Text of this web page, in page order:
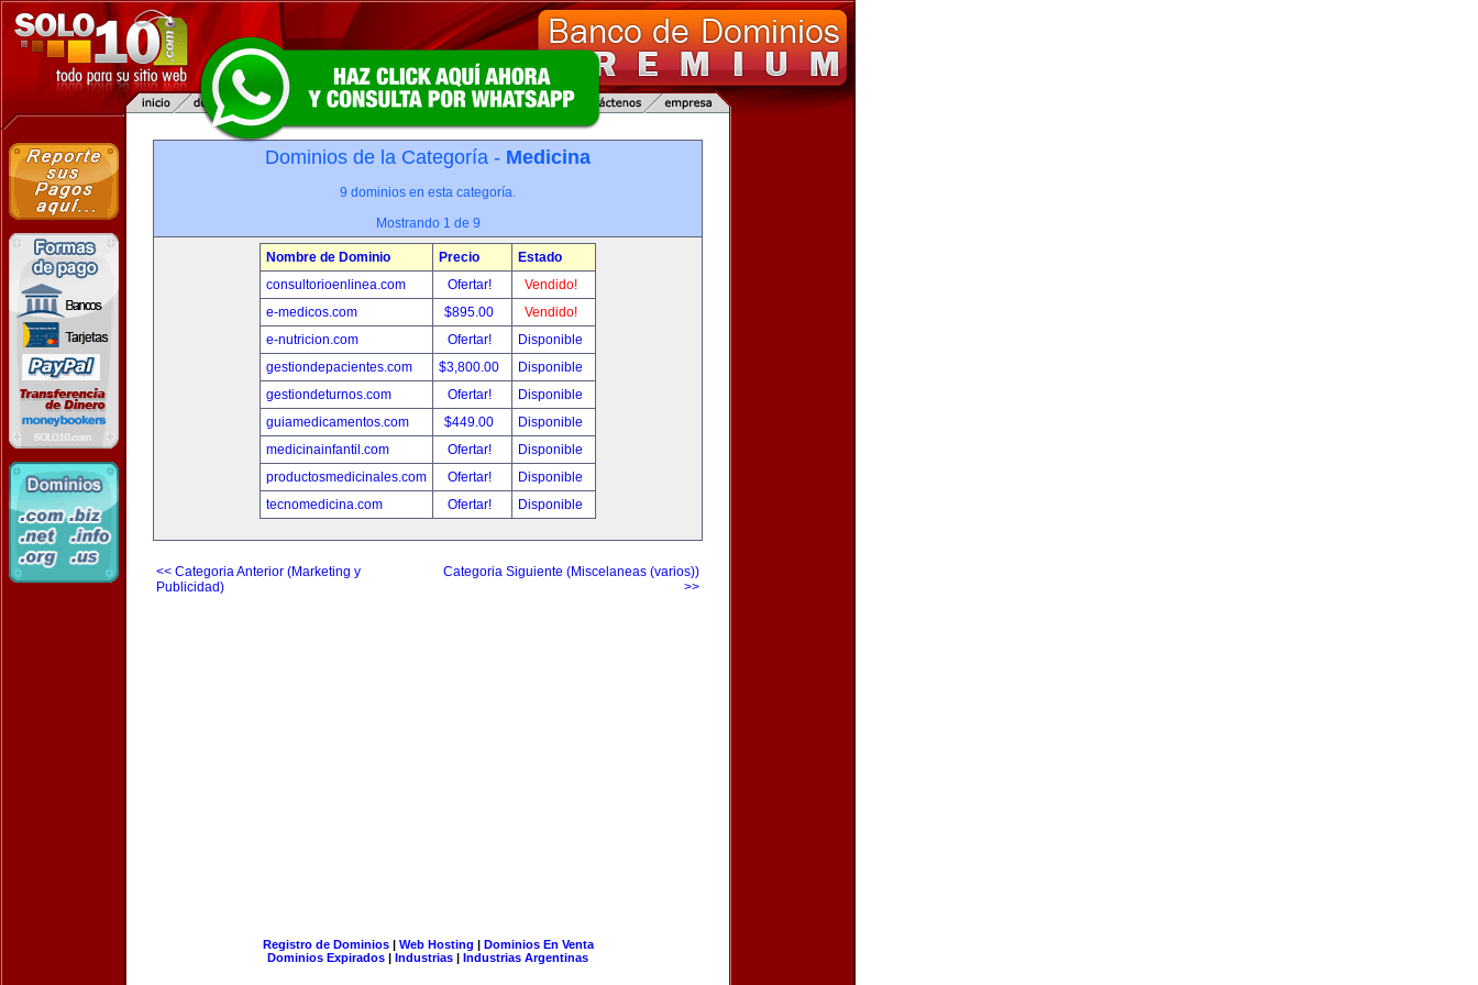
Dominios de la Categoría - Medicina
9 dominios en esta categoría.
Mostrando 1 de 9
Nombre de Dominio Precio
Estado
consultorioenlinea.com
Ofertar!
Vendido!
e-medicos.com
$895.00
Vendido!
e-nutricion.com
Ofertar!
Disponible
gestiondepacientes.com
$3,800.00
Disponible
gestiondeturnos.com
Ofertar!
Disponible
guiamedicamentos.com
$449.00
Disponible
medicinainfantil.com
Ofertar!
Disponible
productosmedicinales.com
Ofertar!
Disponible
tecnomedicina.com
Ofertar! Disponible
<< Categoria Anterior (Marketing y
Publicidad)
Categoria Siguiente (Miscelaneas (varios))
>>
Registro de Dominios| Web Hosting | Dominios En Venta
Dominios Expirados | Industrias | Industrias Argentinas